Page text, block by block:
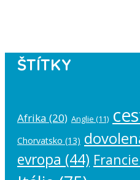
ŠTÍTKY
Afrika (20) Anglie (11)
Chorvatsko (13)
evropa (44) Francie